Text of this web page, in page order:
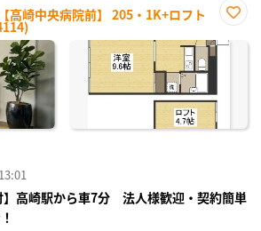
高崎中央病院前】 205・1K+ロフト
に入
】高崎駅から車7分 法人様歓迎・契約簡単